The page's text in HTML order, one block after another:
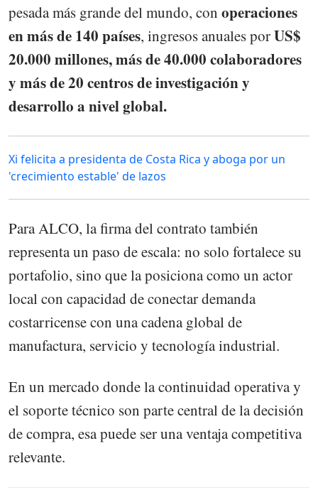
pesada más grande del mundo, con operaciones
en más de 140 países, ingresos anuales porUS$
20.000 millones, más de 40.000 colaboradores
y más de 20 centros de investigación y
desarrollo a nivel global.
Xi felicita a presidenta de Costa Rica y aboga por un
'crecimiento estable' de lazos
Para ALCO, la firma del contrato también
representa un paso de escala: no solo fortalece su
portafolio, sino que la posiciona como un actor
local con capacidad de conectar demanda
costarricense con una cadena global de
manufactura, servicio y tecnología industrial.
En un mercado donde la continuidad operativa y
el soporte técnico son parte central de la decisión
de compra, esa puede ser una ventaja competitiva
relevante.